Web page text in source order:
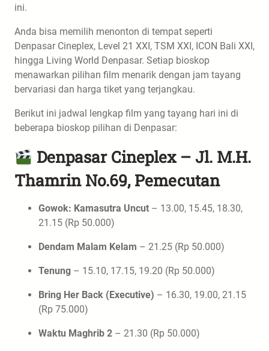
ini.
Anda bisa memilih menonton di tempat seperti
Denpasar Cineplex, Level 21 XXI, TSM XXI, ICON Bali XXI,
hingga Living World Denpasar. Setiap bioskop
menawarkan pilihan film menarik dengan jam tayang
bervariasi dan harga tiket yang terjangkau.
Berikut ini jadwal lengkap film yang tayang hari ini di
beberapa bioskop pilihan di Denpasar:
Denpasar Cineplex – Jl. M.H.
Thamrin No.69, Pemecutan
Gowok: Kamasutra Uncut – 13.00, 15.45, 18.30,
21.15 (Rp 50.000)
Dendam Malam Kelam – 21.25 (Rp 50.000)
Tenung – 15.10, 17.15, 19.20 (Rp 50.000)
Bring Her Back (Executive) – 16.30, 19.00, 21.15
(Rp 75.000)
Waktu Maghrib 2 – 21.30 (Rp 50.000)